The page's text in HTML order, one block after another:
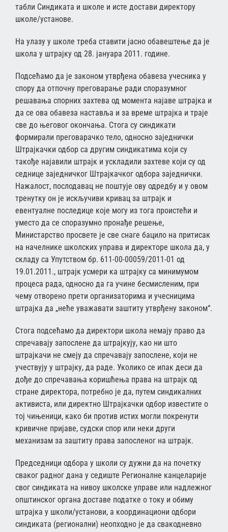
табли Синдиката и школе и исте достави директору
школе/установе.
На улазу у школе треба ставити јасно обавештење да је
школа у штрајку од 28. јануара 2011. године.
Подсећамо да је законом утврђена обавеза учесника у
спору да отпочну преговарање ради споразумног
решавања спорних захтева од момента најаве штрајка и
да се ова обавеза наставља и за време штрајка и траје
све до његовог окончања. Стога су синдикати
формирали преговарачко тело, односно заједнички
Штрајкачки одбор са другим синдикатима који су
такође најавили штрајк и ускладили захтеве који су од
седнице заједничког Штрајкачког одбора заједнички.
Нажалост, послодавац не поштује ову одредбу и у овом
тренутку он је искључиви кривац за штрајк и
евентуалне последице које могу из тога проистећи и
уместо да се споразумно пронађе решење,
Министарство просвете је све снаге бацило на притисак
на начелнике школских управа и директоре школа да, у
складу са Упутством бр. 611-00-00059/2011-01 од
19.01.2011., штрајк усмери ка штрајку са минимумом
процеса рада, односно да га учине бесмисленим, при
чему отворено прети организаторима и учесницима
штрајка да „неће уважавати заштиту утврђену законом“.
Стога подсећамо да директори школа немају право да
спречавају запослене да штрајкују, као ни што
штрајкачи не смеју да спречавају запослене, који не
учествују у штрајку, да раде. Уколико се ипак деси да
дође до спречавања коришћења права на штрајк од
стране директора, потребно је да, путем синдикалних
активиста, или директно Штрајкачки одбор известите о
тој чињеници, како би против истих могли покренути
кривичне пријаве, судски спор или неки други
механизам за заштиту права запосленог на штрајк.
Председници одбора у школи су дужни да на почетку
сваког радног дана у седиште Регионалне канцеларије
свог синдиката на нивоу школске управе или надлежног
општинског органа доставе податке о току и обиму
штрајка у школи/установи, а координациони одбори
синдиката (регионални) неопходно је да свакодневно